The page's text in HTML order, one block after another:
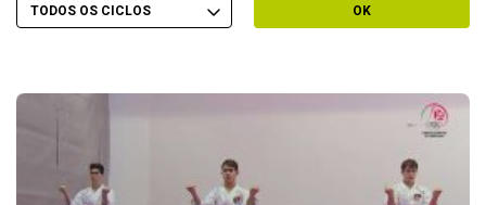
Filtrar por Ciclo
Escolher Ciclo OK